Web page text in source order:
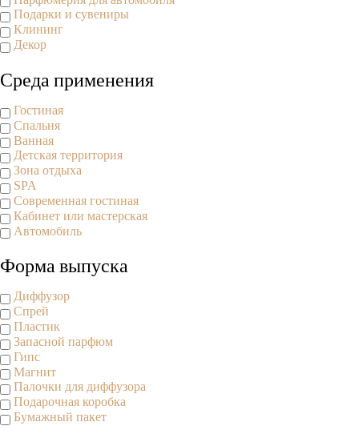
Подарки и сувениры
Клининг
Декор
Среда применения
Гостиная
Спальня
Ванная
Детская территория
Зона отдыха
SPA
Современная гостиная
Кабинет или мастерская
Автомобиль
Форма выпуска
Диффузор
Спрей
Пластик
Запасной парфюм
Гипс
Магнит
Палочки для диффузора
Подарочная коробка
Бумажный пакет